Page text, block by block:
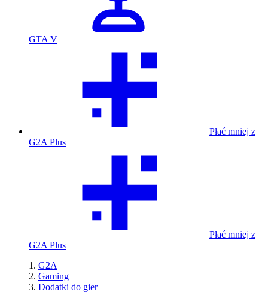
GTA V
Płać mniej z
G2A Plus
Płać mniej z
G2A Plus
G2A
Gaming
Dodatki do gier